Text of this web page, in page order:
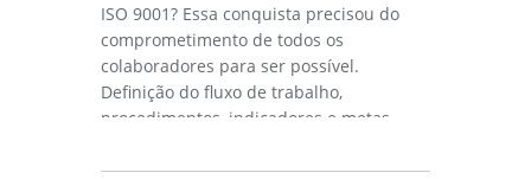
ISO 9001? Essa conquista precisou do
comprometimento de todos os
colaboradores para ser possível.
Definição do fluxo de trabalho,
procedimentos, indicadores e metas.